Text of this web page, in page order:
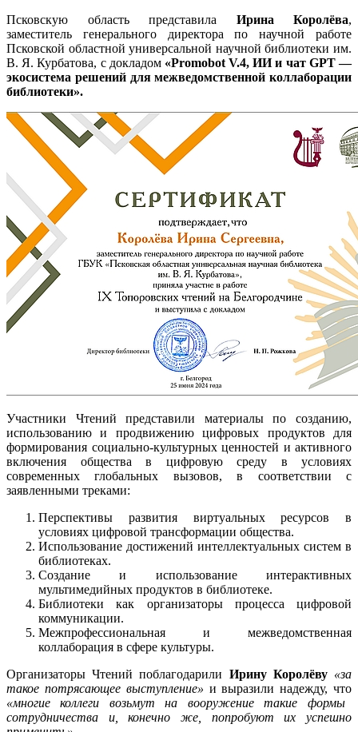
Псковскую область представила Ирина Королёва,
заместитель генерального директора по научной работе
Псковской областной универсальной научной библиотеки им.
В. Я. Курбатова, с докладом «Promobot V.4, ИИ и чат GPT —
экосистема решений для межведомственной коллаборации
библиотеки».
Участники Чтений представили материалы по созданию,
использованию и продвижению цифровых продуктов для
формирования социально-культурных ценностей и активного
включения общества в цифровую среду в условиях
современных глобальных вызовов, в соответствии с
заявленными треками:
Перспективы развития виртуальных ресурсов в
условиях цифровой трансформации общества.
Использование достижений интеллектуальных систем в
библиотеках.
Создание и использование интерактивных
мультимедийных продуктов в библиотеке.
Библиотеки как организаторы процесса цифровой
коммуникации.
Межпрофессиональная и межведомственная
коллаборация в сфере культуры.
Организаторы Чтений поблагодарили Ирину Королёву «за
такое потрясающее выступление» и выразили надежду, что
«многие коллеги возьмут на вооружение такие формы
сотрудничества и, конечно же, попробуют их успешно